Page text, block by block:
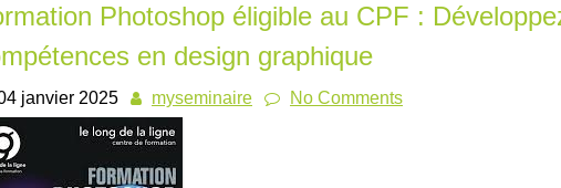
Photoshop éligible au CPF :
en design graphique
janvier 2025 myseminaire No Comments